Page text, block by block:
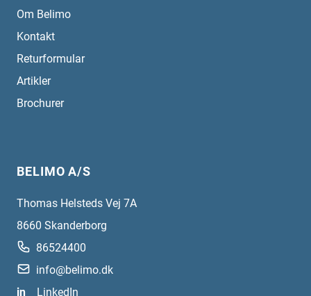
Om Belimo
Kontakt
Returformular
Artikler
Brochurer
BELIMO A/S
Thomas Helsteds Vej 7A
8660 Skanderborg
86524400
info@belimo.dk
in
LinkedIn